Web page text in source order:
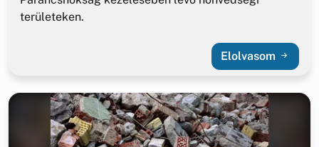
területeken.
Elolvasom